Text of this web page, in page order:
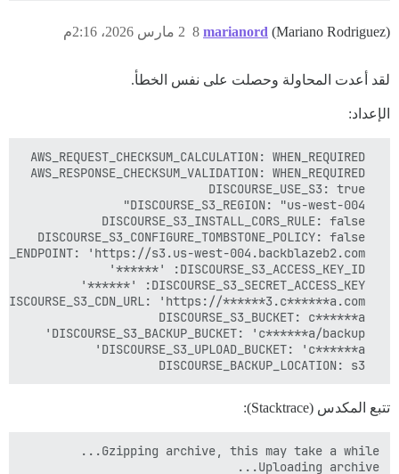
marianord (Mariano Rodriguez) 2 مارس 2026، 2:16م 8
لقد أعدت المحاولة وحصلت على نفس الخطأ.
الإعداد:
تتبع المكدس (Stacktrace):